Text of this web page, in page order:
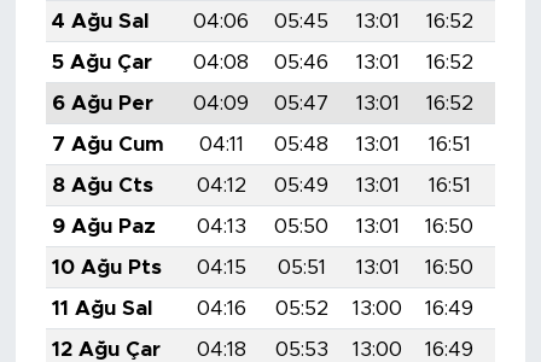
4 Ağu Sal
04:06 05:45 13:01 16:52
5 Ağu Çar
04:08 05:46 13:01 16:52
6 Ağu Per
04:09 05:47 13:01 16:52
7 Ağu Cum
04:11 05:48 13:01 16:51
8 Ağu Cts
04:12 05:49 13:01 16:51
9 Ağu Paz
04:13 05:50 13:01 16:50
10 Ağu Pts
04:15 05:51 13:01 16:50
11 Ağu Sal
04:16 05:52 13:00 16:49
12 Ağu Çar
04:18 05:53 13:00 16:49